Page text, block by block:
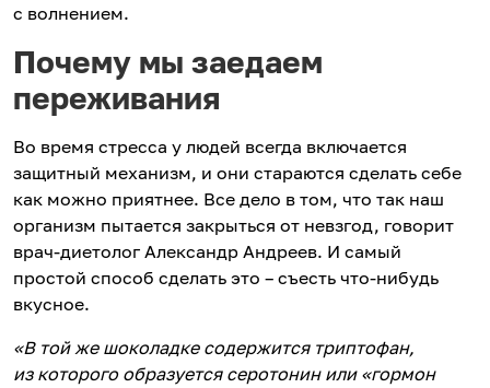
с волнением.
Почему мы заедаем
переживания
Во время стресса у людей всегда включается
защитный механизм, и они стараются сделать себе
как можно приятнее. Все дело в том, что так наш
организм пытается закрыться от невзгод, говорит
врач-диетолог Александр Андреев. И самый
простой способ сделать это – съесть что-нибудь
вкусное.
«В той же шоколадке содержится триптофан,
из которого образуется серотонин или «гормон